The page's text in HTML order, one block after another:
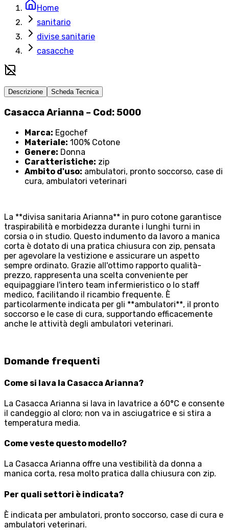
Home
sanitario
divise sanitarie
casacche
Descrizione Scheda Tecnica
Casacca Arianna – Cod: 5000
Marca: Egochef
Materiale: 100% Cotone
Genere: Donna
Caratteristiche: zip
Ambito d'uso: ambulatori, pronto soccorso, case di
cura, ambulatori veterinari
La **divisa sanitaria Arianna** in puro cotone garantisce
traspirabilità e morbidezza durante i lunghi turni in
corsia o in studio. Questo indumento da lavoro a manica
corta è dotato di una pratica chiusura con zip, pensata
per agevolare la vestizione e assicurare un aspetto
sempre ordinato. Grazie all'ottimo rapporto qualità-
prezzo, rappresenta una scelta conveniente per
equipaggiare l'intero team infermieristico o lo staff
medico, facilitando il ricambio frequente. È
particolarmente indicata per gli **ambulatori**, il pronto
soccorso e le case di cura, supportando efficacemente
anche le attività degli ambulatori veterinari.
Domande frequenti
Come si lava la Casacca Arianna?
La Casacca Arianna si lava in lavatrice a 60°C e consente
il candeggio al cloro; non va in asciugatrice e si stira a
temperatura media.
Come veste questo modello?
La Casacca Arianna offre una vestibilità da donna a
manica corta, resa molto pratica dalla chiusura con zip.
Per quali settori è indicata?
È indicata per ambulatori, pronto soccorso, case di cura e
ambulatori veterinari.